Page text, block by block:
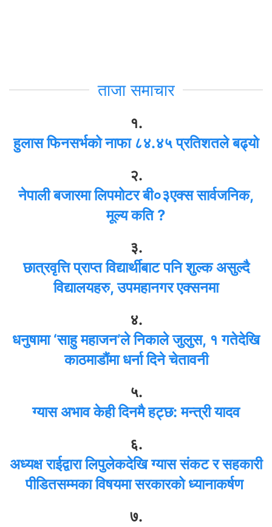
ताजा समाचार
१.
हुलास फिनसर्भको नाफा ८४.४५ प्रतिशतले बढ्यो
२.
नेपाली बजारमा लिपमोटर बी०३एक्स सार्वजनिक,
मूल्य कति ?
३.
छात्रवृत्ति प्राप्त विद्यार्थीबाट पनि शुल्क असुल्दै
विद्यालयहरु, उपमहानगर एक्सनमा
४.
धनुषामा ‘साहु महाजन’ले निकाले जुलुस, १ गतेदेखि
काठमाडौंमा धर्ना दिने चेतावनी
५.
ग्यास अभाव केही दिनमै हट्छ: मन्त्री यादव
६.
अध्यक्ष राईद्वारा लिपुलेकदेखि ग्यास संकट र सहकारी
पीडितसम्मका विषयमा सरकारको ध्यानाकर्षण
७.